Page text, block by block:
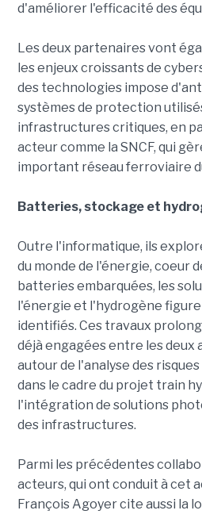
d'améliorer l'efficacité des
Les deux partenaires vont
les enjeux croissants de
des technologies impose
systèmes de protection
infrastructures critiques, en
acteur comme la SNCF, qui
important réseau ferroviaire
Batteries, stockage et
Outre l'informatique, ils
du monde de l'énergie, coeur
batteries embarquées, les
l'énergie et l'hydrogène
identifiés. Ces travaux
déjà engagées entre les deux
autour de l'analyse des
dans le cadre du projet train
l'intégration de solutions
des infrastructures.
Parmi les précédentes
acteurs, qui ont conduit à cet
François Agoyer cite aussi la